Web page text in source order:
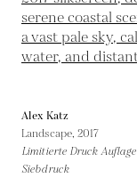
Alex Katz
Landscape,2017
Limitierte Druck Auflage
Siebdruck